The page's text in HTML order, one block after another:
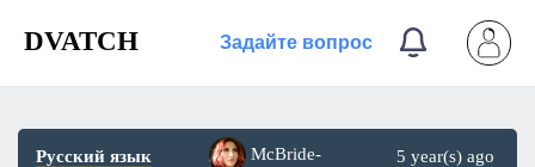
DVATCH Задайте вопрос
Русский язык
McBride-
5 year(s) ago